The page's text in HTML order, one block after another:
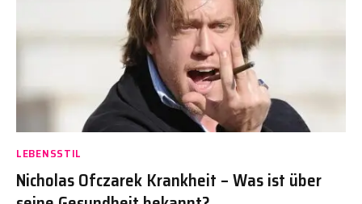
LEBENSSTIL
Nicholas Ofczarek Krankheit – Was ist über